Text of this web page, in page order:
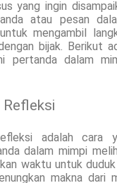
yang ingin
atau pesan
mengambil
bijak. Berikut
pertanda dalam
adalah cara
dalam mimpi
waktu untuk
makna dari